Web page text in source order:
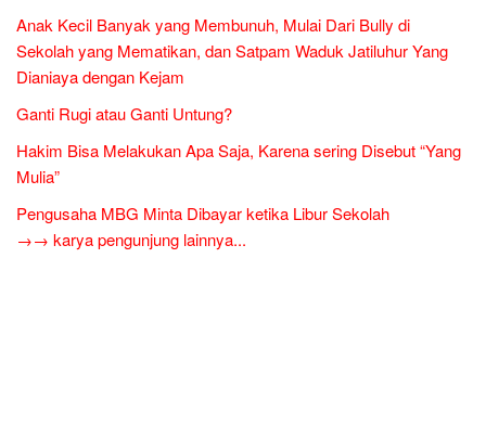
Anak Kecil Banyak yang Membunuh, Mulai Dari Bully di
Sekolah yang Mematikan, dan Satpam Waduk Jatiluhur Yang
Dianiaya dengan Kejam
Ganti Rugi atau Ganti Untung?
Hakim Bisa Melakukan Apa Saja, Karena sering Disebut “Yang
Mulia”
Pengusaha MBG Minta Dibayar ketika Libur Sekolah
→→ karya pengunjung lainnya...